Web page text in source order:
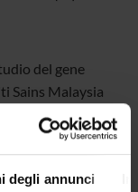
degli annunci
del gene
Sains Malaysia
DATA